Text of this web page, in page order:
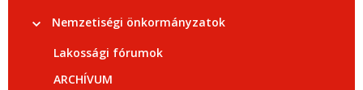
Nemzetiségi önkormányzatok
Lakossági fórumok
ARCHÍVUM